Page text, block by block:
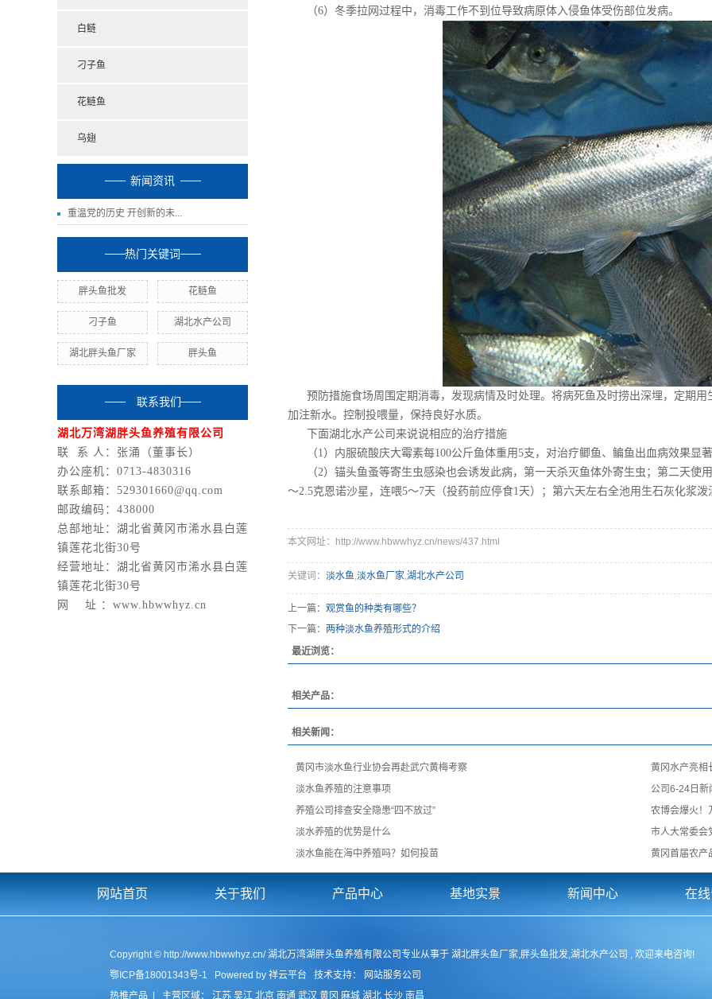
白鲢
刁子鱼
花鲢鱼
乌翅
新闻资讯
重温党的历史 开创新的未...
热门关键词
胖头鱼批发 花鲢鱼
刁子鱼 湖北水产公司
湖北胖头鱼厂家 胖头鱼
联系我们
湖北万湾湖胖头鱼养殖有限公司
联 系 人：张涌
（董事长）
办公座机： 0713-4830316
联系邮箱：529301660@qq.com
邮政编码：438000
总部地址： 湖北省黄冈市浠水县白莲
镇莲花北街30号
经营地址： 湖北省黄冈市浠水县白莲
镇莲花北街30号
网 址 ：www.hbwwhyz.cn
（6）冬季拉网过程中，消毒工作不到位导致病原体入侵鱼体受伤部位发病。
预防措施食场周围定期消毒，发现病情及时处理。将病死鱼及时捞出深埋，定期
加注新水。控制投喂量，保持良好水质。
下面湖北水产公司来说说相应的治疗措施
（1）内服硫酸庆大霉素每100公斤鱼体重用5支，对治疗鲫鱼、鳊鱼出血病效果显
（2）锚头鱼蚤等寄生虫感染也会诱发此病，第一天杀灭鱼体外寄生虫；第二天
～2.5克恩诺沙星，连喂5～7天（投药前应停食1天）；第六天左右全池用生石灰化浆泼
本文网址：http://www.hbwwhyz.cn/news/437.html
关键词： 淡水鱼,淡水鱼厂家,湖北水产公司
上一篇： 观赏鱼的种类有哪些？
下一篇： 两种淡水鱼养殖形式的介绍
最近浏览：
相关产品：
相关新闻：
黄冈市淡水鱼行业协会再赴武穴黄梅考察
黄冈水产亮相
淡水鱼养殖的注意事项
公司6-24日新
养殖公司排查安全隐患“四不放过”
农博会爆火！
淡水养殖的优势是什么
市人大常委会
淡水鱼能在海中养殖吗？如何投苗
黄冈首届农产
网站首页 关于我们 产品中心 基地实景 新闻中心 在
Copyright © http://www.hbwwhyz.cn/ 湖北万湾湖胖头鱼养殖有限公司专业从事于 湖北胖头鱼厂家,胖头鱼批发,湖北水产公司 , 欢迎来电咨询!
鄂ICP备18001343号-1 Powered by 祥云平台 技术支持：
网站服务公司
热推产品 | 主营区域： 江苏 吴江 北京 南通 武汉 黄冈 麻城 湖北 长沙 南昌